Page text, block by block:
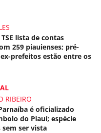
lista de contas
259 piauienses; pré-
prefeitos estão entre os
RIBEIRO
é oficializado
do Piauí; espécie
sem ser vista